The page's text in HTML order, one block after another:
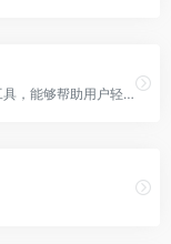
B站封面提取工具是一款功能强大的在线工具，能够帮助用户轻松提取B站平台上的各种封面图片。